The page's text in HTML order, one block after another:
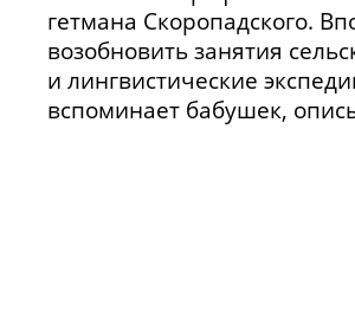
гетмана Скоропадского.
возобновить занятия
и лингвистические
вспоминает бабушек,